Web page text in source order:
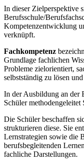
In dieser Zielperspektive
Berufsschule/
Kompetenzentwicklung
verknüpft.
Fachkompetenz
Grundlage fachlichen
Probleme zielorientiert,
selbstständig zu lösen
In der Ausbildung an der
Schüler
Die Schüler beschaffen
strukturieren diese. Sie
Lernstrategien sowie die
berufsbegleitenden
fachliche Darstellungen.